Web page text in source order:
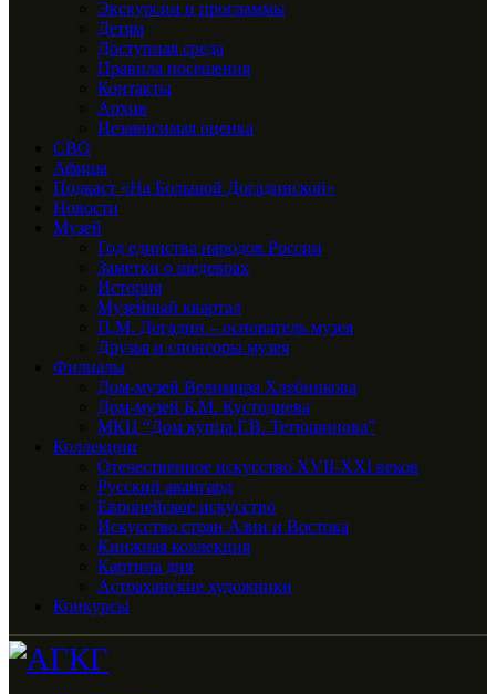
Экскурсии и программы
Детям
Доступная среда
Правила посещения
Контакты
Архив
Независимая оценка
СВО
Афиша
Подкаст «На Большой Догадинской»
Новости
Музей
Год единства народов России
Заметки о шедеврах
История
Музейный квартал
П.М. Догадин – основатель музея
Друзья и спонсоры музея
Филиалы
Дом-музей Велимира Хлебникова
Дом-музей Б.М. Кустодиева
МКЦ “Дом купца Г.В. Тетюшинова”
Коллекции
Отечественное искусство XVII-XXI веков
Русский авангард
Европейское искусство
Искусство стран Азии и Востока
Книжная коллекция
Картина дня
Астраханские художники
Конкурсы